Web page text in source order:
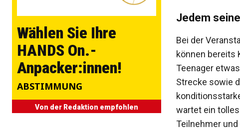
Wählen Sie Ihre
HANDS On.-
Anpacker:innen!
ABSTIMMUNG
Von der Redaktion empfohlen
Jedem
Bei der
können ­bereits
Teenager
Strecke sowie
wartet ein
Teilnehmer